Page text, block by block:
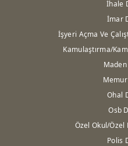
İhale
İmar
İşyeri Açma Ve
Kamulaştırma/
Maden
Ohal
Osb
Özel Okul/Özel
Polis